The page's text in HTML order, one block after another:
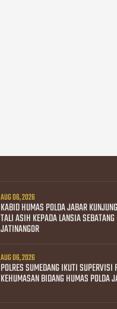
AUG 06, 2026
KABID HUMAS POLDA JABAR
TALI ASIH KEPADA LANSIA
JATINANGOR
AUG 06, 2026
POLRES SUMEDANG IKUTI SUPERVISI
KEHUMASAN BIDANG HUMAS POLDA